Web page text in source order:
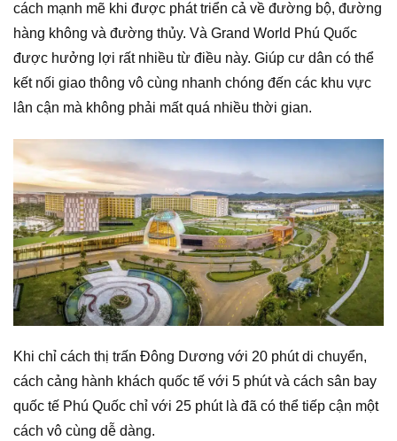
cách mạnh mẽ khi được phát triển cả về đường bộ, đường
hàng không và đường thủy. Và Grand World Phú Quốc
được hưởng lợi rất nhiều từ điều này. Giúp cư dân có thể
kết nối giao thông vô cùng nhanh chóng đến các khu vực
lân cận mà không phải mất quá nhiều thời gian.
Khi chỉ cách thị trấn Đông Dương với 20 phút di chuyển,
cách cảng hành khách quốc tế với 5 phút và cách sân bay
quốc tế Phú Quốc chỉ với 25 phút là đã có thể tiếp cận một
cách vô cùng dễ dàng.